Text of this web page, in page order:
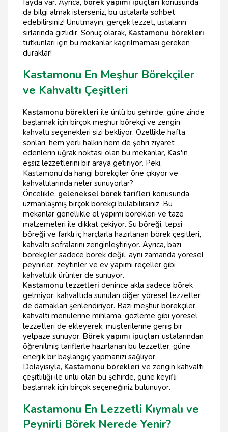
da bilgi almak isterseniz, bu ustalarla sohbet
edebilirsiniz! Unutmayın, gerçek lezzet, ustaların
sırlarında gizlidir. Sonuç olarak, Kastamonu börekleri
tutkunları için bu mekanlar kaçırılmaması gereken
duraklar!
Kastamonu En Meşhur Börekçiler
ve Kahvaltı Çeşitleri
Kastamonu börekleri ile ünlü bu şehirde, güne zinde
başlamak için birçok meşhur börekçi ve zengin
kahvaltı seçenekleri sizi bekliyor. Özellikle hafta
sonları, hem yerli halkın hem de şehri ziyaret
edenlerin uğrak noktası olan bu mekanlar, Kas'ın
eşsiz lezzetlerini bir araya getiriyor. Peki,
Kastamonu'da hangi börekçiler öne çıkıyor ve
kahvaltılarında neler sunuyorlar?
Öncelikle, geleneksel börek tarifleri konusunda
uzmanlaşmış birçok börekçi bulabilirsiniz. Bu
mekanlar genellikle el yapımı börekleri ve taze
malzemeleri ile dikkat çekiyor. Su böreği, tepsi
böreği ve farklı iç harçlarla hazırlanan börek çeşitleri,
kahvaltı sofralarını zenginleştiriyor. Ayrıca, bazı
börekçiler sadece börek değil, aynı zamanda yöresel
peynirler, zeytinler ve ev yapımı reçeller gibi
kahvaltılık ürünler de sunuyor.
Kastamonu lezzetleri denince akla sadece börek
gelmiyor; kahvaltıda sunulan diğer yöresel lezzetler
de damakları şenlendiriyor. Bazı meşhur börekçiler,
kahvaltı menülerine mıhlama, gözleme gibi yöresel
lezzetleri de ekleyerek, müşterilerine geniş bir
yelpaze sunuyor. Börek yapımı ipuçları ustalarından
öğrenilmiş tariflerle hazırlanan bu lezzetler, güne
enerjik bir başlangıç yapmanızı sağlıyor.
Dolayısıyla, Kastamonu börekleri ve zengin kahvaltı
çeşitliliği ile ünlü olan bu şehirde, güne keyifli
başlamak için birçok seçeneğiniz bulunuyor.
Kastamonu En Lezzetli Kıymalı ve
Peynirli Börek Nerede Yenir?